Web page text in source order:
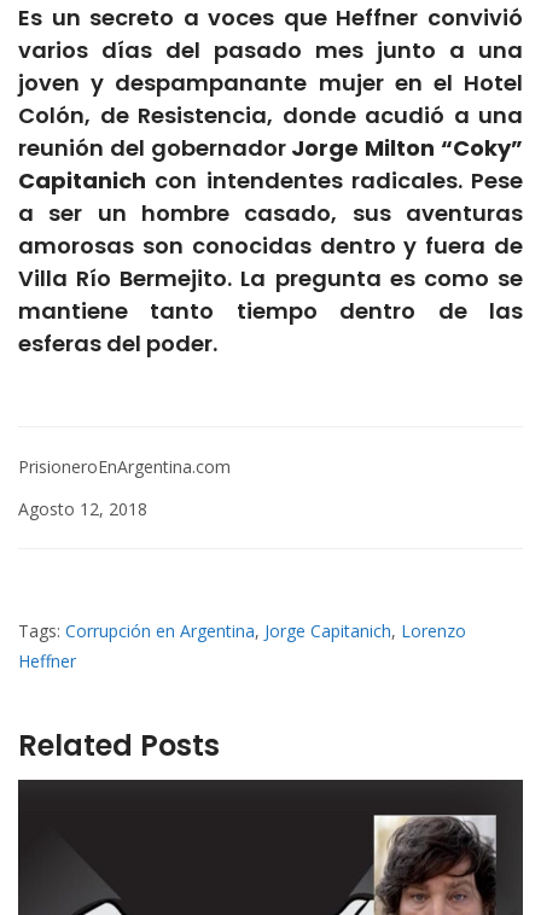
Es un secreto a voces que Heffner convivió
varios días del pasado mes junto a una
joven y despampanante mujer en el Hotel
Colón, de Resistencia, donde acudió a una
reunión del gobernador Jorge Milton “Coky”
Capitanich con intendentes radicales. Pese
a ser un hombre casado, sus aventuras
amorosas son conocidas dentro y fuera de
Villa Río Bermejito. La pregunta es como se
mantiene tanto tiempo dentro de las
esferas del poder.
PrisioneroEnArgentina.com
Agosto 12, 2018
Tags: Corrupción en Argentina, Jorge Capitanich, Lorenzo
Heffner
Related Posts